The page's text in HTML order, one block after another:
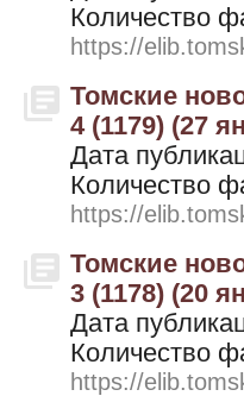
Количество
https://
Томские
4 (1179) (27
Дата
Количество
https://
Томские
3 (1178) (20
Дата
Количество
https://